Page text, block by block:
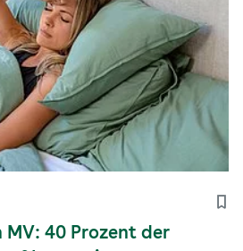
40 Prozent der